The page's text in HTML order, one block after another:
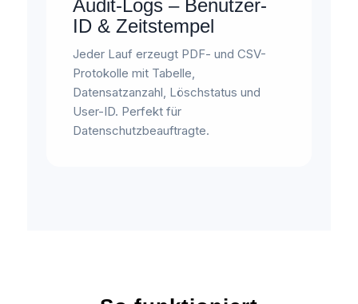
Audit-Logs – Benutzer-
ID & Zeitstempel
Jeder Lauf erzeugt PDF- und CSV-
Protokolle mit Tabelle,
Datensatzanzahl, Löschstatus und
User-ID. Perfekt für
Datenschutzbeauftragte.